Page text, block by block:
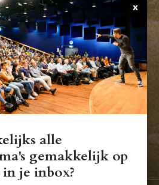
CONTACT
ONZE NIEUWSBRIEF:
alle
gemakkelijk op
je inbox?
x